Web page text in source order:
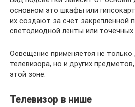
основном это шкафы или
их создают за счет закрепленной
светодиодной ленты или точечных
Освещение применяется не только
телевизора, но и других
этой зоне.
Телевизор в нише